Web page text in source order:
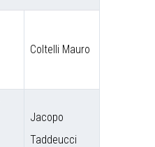
Coltelli Mauro
Jacopo
Taddeucci